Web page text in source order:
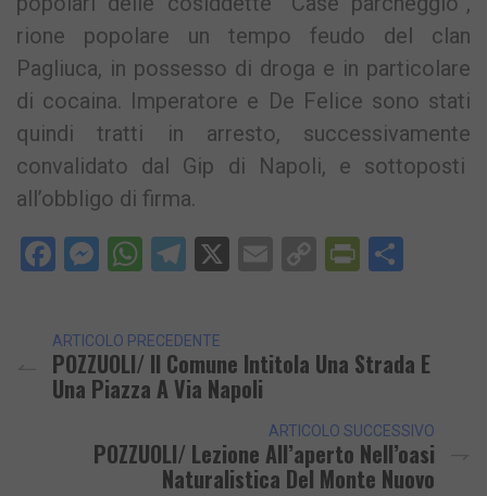
rione popolare un tempo feudo del clan
Pagliuca, in possesso di droga e in particolare
di cocaina. Imperatore e De Felice sono stati
quindi tratti in arresto, successivamente
convalidato dal Gip di Napoli, e sottoposti
all’obbligo di firma.
Facebook
Messenger
WhatsApp
Telegram
X EmailCopy
ARTICOLO PRECEDENTE
POZZUOLI/ Il Comune Intitola Una Strada E
Una Piazza A Via Napoli
ARTICOLO SUCCESSIVO
POZZUOLI/ Lezione All’aperto Nell’oasi
Naturalistica Del Monte Nuovo